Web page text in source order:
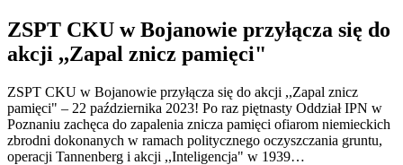
ZSPT CKU w Bojanowie przyłącza się do
akcji ,,Zapal znicz pamięci"
ZSPT CKU w Bojanowie przyłącza się do akcji ,,Zapal znicz
pamięci" – 22 października 2023! Po raz piętnasty Oddział IPN w
Poznaniu zachęca do zapalenia znicza pamięci ofiarom niemieckich
zbrodni dokonanych w ramach politycznego oczyszczania gruntu,
operacji Tannenberg i akcji ,,Inteligencja" w 1939…